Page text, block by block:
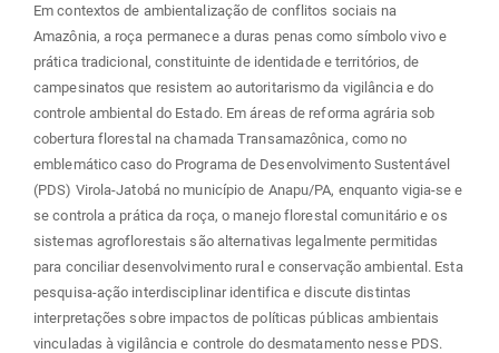
Em contextos de ambientalização de conflitos sociais na
Amazônia, a roça permanece a duras penas como símbolo vivo e
prática tradicional, constituinte de identidade e territórios, de
campesinatos que resistem ao autoritarismo da vigilância e do
controle ambiental do Estado. Em áreas de reforma agrária sob
cobertura florestal na chamada Transamazônica, como no
emblemático caso do Programa de Desenvolvimento Sustentável
(PDS) Virola-Jatobá no município de Anapu/PA, enquanto vigia-se e
se controla a prática da roça, o manejo florestal comunitário e os
sistemas agroflorestais são alternativas legalmente permitidas
para conciliar desenvolvimento rural e conservação ambiental. Esta
pesquisa-ação interdisciplinar identifica e discute distintas
interpretações sobre impactos de políticas públicas ambientais
vinculadas à vigilância e controle do desmatamento nesse PDS.